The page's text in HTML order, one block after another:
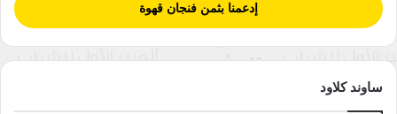
إدعمنا بثمن فنجان قهوة
ساوند كلاود